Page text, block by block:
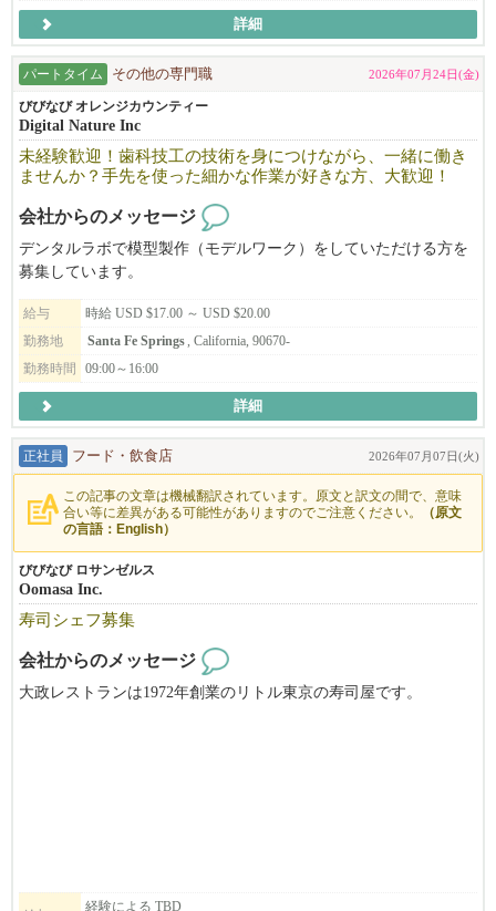
詳細
パートタイム その他の専門職 2026年07月24日(金)
びびなび オレンジカウンティー
Digital Nature Inc
未経験歓迎！歯科技工の技術を身につけながら、一緒に働き
ませんか？手先を使った細かな作業が好きな方、大歓迎！
会社からのメッセージ
デンタルラボで模型製作（モデルワーク）をしていただける方を
募集しています。
現在、未経験からスタートしたスタッフも活躍しており、丁寧に
サポートする環境が整っています。女性スタッフも多く、落ち着
いた雰囲気で働きやすい職場です。
経験者の方はもちろん、歯科技工に興味があり、「手先を使う仕
事が好き」「新しい技術を身につけたい」という未経験の方も歓
迎いたします。ぜひお気軽にご応募ください。
給与
時給 USD $17.00 ～ USD $20.00
勤務地
Santa Fe Springs , California, 90670-
勤務時間
09:00～16:00
詳細
正社員 フード・飲食店 2026年07月07日(火)
この記事の文章は機械翻訳されています。原文と訳文の間で、意味
合い等に差異がある可能性がありますのでご注意ください。
（原文
の言語：English）
びびなび ロサンゼルス
Oomasa Inc.
寿司シェフ募集
会社からのメッセージ
大政レストランは1972年創業のリトル東京の寿司屋です。
経験による TBD